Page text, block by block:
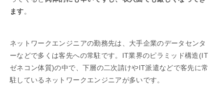
ます。
ネットワークエンジニアの勤務先は、大手企業のデータセンタ
ーなどで多くは客先への常駐です。IT業界のピラミッド構造(IT
ゼネコン体質)の中で、下層の二次請けやIT派遣などで客先に常
駐しているネットワークエンジニアが多いです。